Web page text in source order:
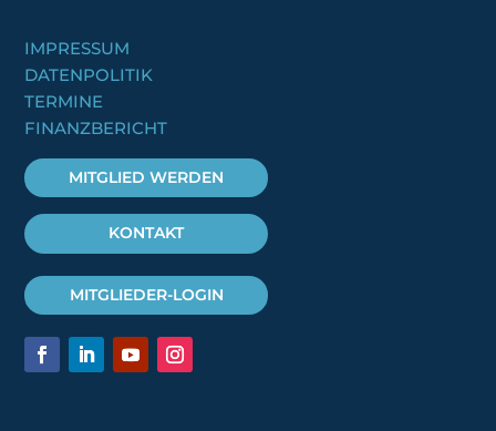
IMPRESSUM
DATENPOLITIK
TERMINE
FINANZBERICHT
MITGLIED WERDEN
KONTAKT
MITGLIEDER-LOGIN